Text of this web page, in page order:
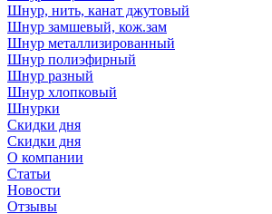
Шнур, нить, канат джутовый
Шнур замшевый, кож.зам
Шнур металлизированный
Шнур полиэфирный
Шнур разный
Шнур хлопковый
Шнурки
Скидки дня
Скидки дня
О компании
Статьи
Новости
Отзывы